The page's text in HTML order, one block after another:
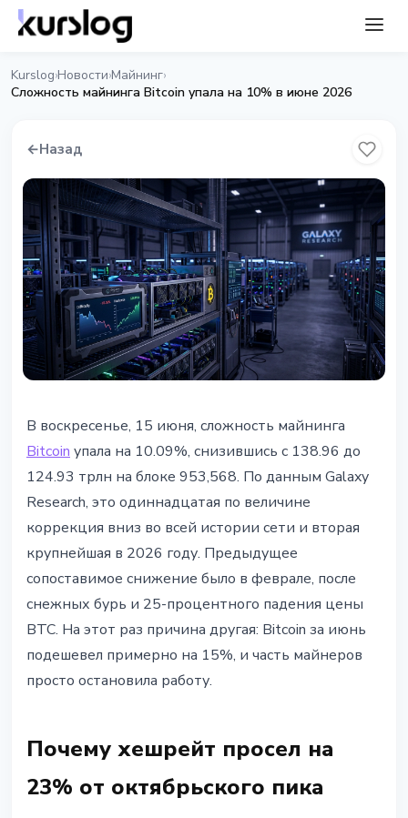
Kurslog›Новости›Майнинг›
Сложность майнинга Bitcoin упала на 10% в июне 2026
←Назад
Сложность майнинга Bitcoin
упала на 10%: одиннадцатая
коррекция вниз за всю историю
15 июня 2026 г.3 мин чтения
Наталия Дорофеева
В воскресенье, 15 июня, сложность майнинга
Bitcoin упала на 10.09%, снизившись с 138.96 до
124.93 трлн на блоке 953,568. По данным Galaxy
Research, это одиннадцатая по величине
коррекция вниз во всей истории сети и вторая
крупнейшая в 2026 году. Предыдущее
сопоставимое снижение было в феврале, после
снежных бурь и 25-процентного падения цены
BTC. На этот раз причина другая: Bitcoin за июнь
подешевел примерно на 15%, и часть майнеров
просто остановила работу.
Почему хешрейт просел на
23% от октябрьского пика